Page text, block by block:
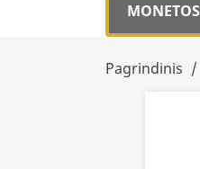
MONETOS
Pagrindinis